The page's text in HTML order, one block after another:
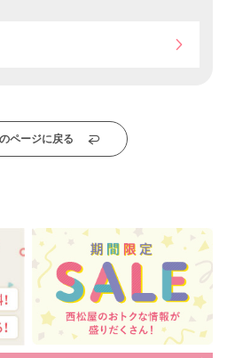
ページに戻る